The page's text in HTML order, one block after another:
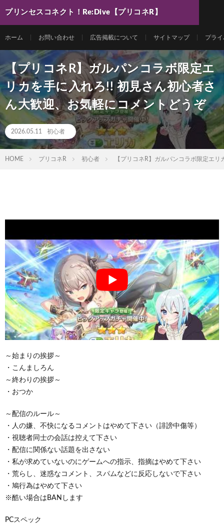
プリンセスコネクト！Re:Dive【プリコネR】
ホーム お問い合わせ 広告掲載について サイトマップ プラ
【プリコネR】ガルパンコラボ限定エ
リカを手に入れろ!! 初見さん初心者さ
ん大歓迎、お気軽にコメントどうぞ
2026.05.11 初心者
HOME プリコネR 初心者 【プリコネR】ガルパンコラボ限定エ
～始まりの挨拶～
・こんましろん
～終わりの挨拶～
・おつか
～配信のルール～
・人の嫌、不快になるコメントはやめて下さい（誹謗中傷等）
・視聴者同士の会話は控えて下さい
・配信に関係ない話題を出さない
・私が求めていないのにゲームへの指示、指摘はやめて下さい
・荒らし、迷惑なコメント、スパムなどに反応しないで下さい
・鳩行為はやめて下さい
※酷い場合はBANします
PCスペック